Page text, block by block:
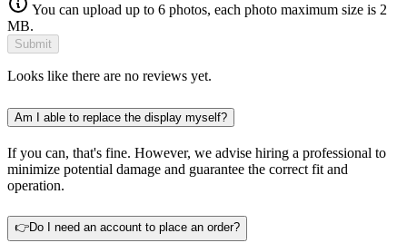
You can upload up to 6 photos, each photo maximum size is 2
MB.
Submit
Looks like there are no reviews yet.
Am I able to replace the display myself?
If you can, that's fine. However, we advise hiring a professional to
minimize potential damage and guarantee the correct fit and
operation.
👉Do I need an account to place an order?